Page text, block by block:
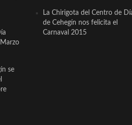
se
La Chirigota del Centro de
de Cehegín nos felicita el
Carnaval 2015